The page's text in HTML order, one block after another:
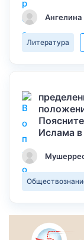
Литература
Ислама